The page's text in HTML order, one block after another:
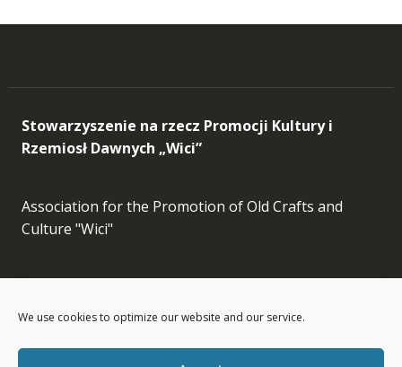
We use cookies to optimize our website and our service.
Stowarzyszenie na rzecz Promocji Kultury i
Rzemiosł Dawnych „Wici”
Association for the Promotion of Old Crafts and
Culture "Wici"
Facebook
Instagram
LinkedIn
Etsy
info[at]wici.org.pl